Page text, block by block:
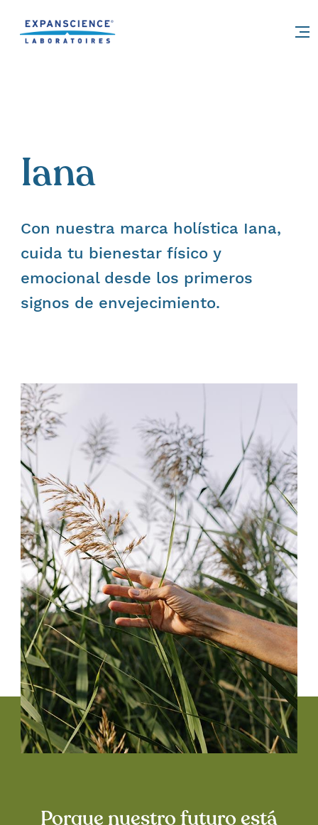
Iana
Con nuestra marca holística Iana,
cuida tu bienestar físico y
emocional desde los primeros
signos de envejecimiento.
Porque nuestro futuro está